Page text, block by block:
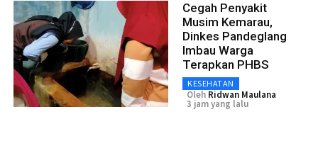
Cegah Penyakit
Musim Kemarau,
Dinkes Pandeglang
Imbau Warga
Terapkan PHBS
KESEHATAN
Oleh Ridwan Maulana
3 jam yang lalu